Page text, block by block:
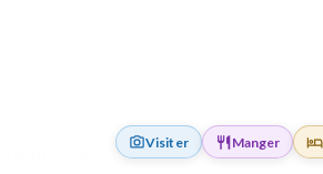
Visiter Manger